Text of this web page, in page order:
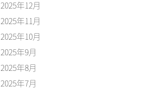
2025年12月
2025年11月
2025年10月
2025年9月
2025年8月
2025年7月